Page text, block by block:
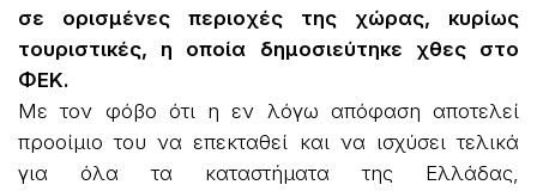
σε ορισμένες περιοχές της χώρας, κυρίως
τουριστικές, η οποία δημοσιεύτηκε χθες στο
ΦΕΚ.
Με τον φόβο ότι η εν λόγω απόφαση αποτελεί
προοίμιο του να επεκταθεί και να ισχύσει τελικά
για όλα τα καταστήματα της Ελλάδας,